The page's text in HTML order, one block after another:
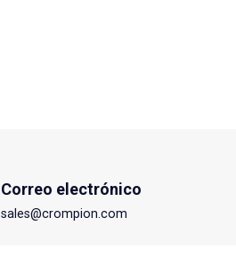
Correo electrónico
sales@crompion.com